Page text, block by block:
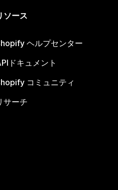
ソース
ヘルプセンター
ドキュメント
コミュニティ
サーチ